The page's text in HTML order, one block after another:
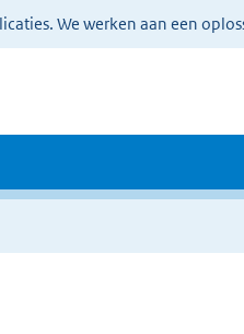
We werken aan een